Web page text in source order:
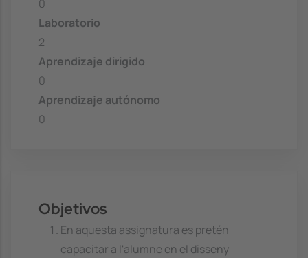
0
Laboratorio
2
Aprendizaje dirigido
0
Aprendizaje autónomo
0
Objetivos
En aquesta assignatura es pretén
capacitar a l'alumne en el disseny